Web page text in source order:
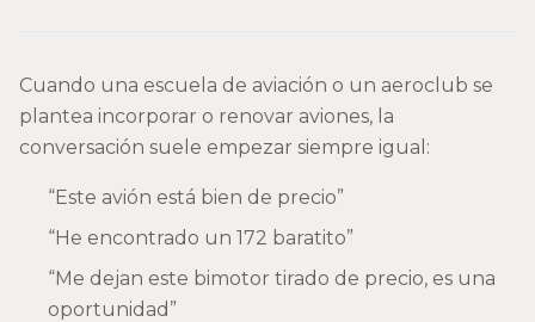
Cuando una escuela de aviación o un aeroclub se
plantea incorporar o renovar aviones, la
conversación suele empezar siempre igual:
“Este avión está bien de precio”
“He encontrado un 172 baratito”
“Me dejan este bimotor tirado de precio, es una
oportunidad”